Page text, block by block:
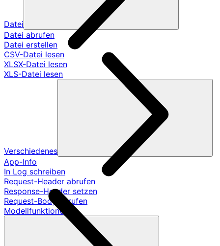
Datei
Datei abrufen
Datei erstellen
CSV-Datei lesen
XLSX-Datei lesen
XLS-Datei lesen
Verschiedenes
App-Info
In Log schreiben
Request-Header abrufen
Response-Header setzen
Request-Body abrufen
Modellfunktionen